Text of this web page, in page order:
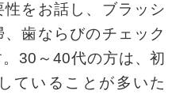
をお話し、ブラッシ
歯ならびのチェック
30～40代の方は、初
ていることが多いた